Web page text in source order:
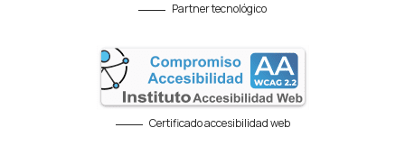
Partner tecnológico
Certificado accesibilidad web